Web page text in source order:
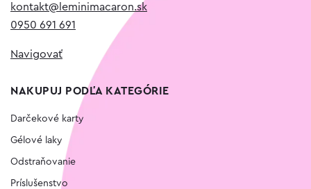
kontakt@leminimacaron.sk
0950 691 691
Navigovať
NAKUPUJ PODĽA KATEGÓRIE
Darčekové karty
Gélové laky
Odstraňovanie
Príslušenstvo